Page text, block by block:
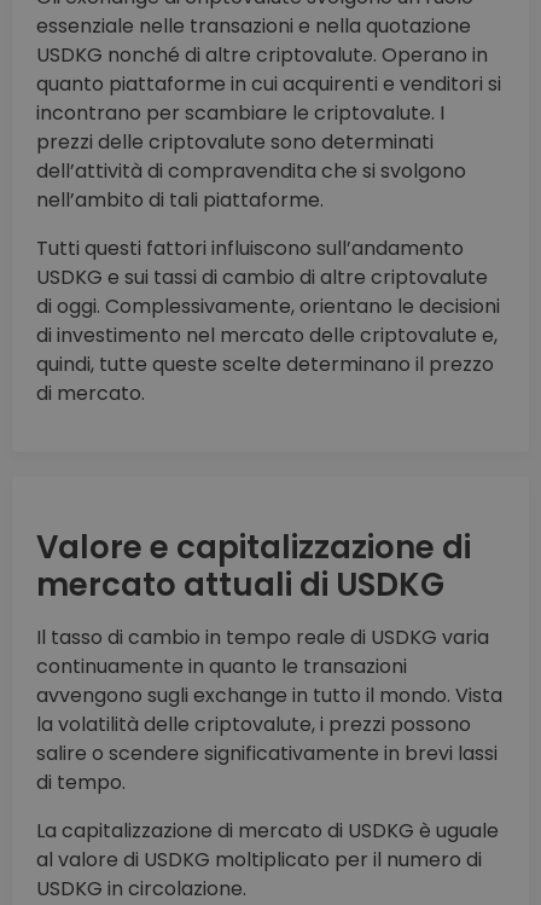
essenziale nelle transazioni e nella quotazione
USDKG nonché di altre criptovalute. Operano in
quanto piattaforme in cui acquirenti e venditori si
incontrano per scambiare le criptovalute. I
prezzi delle criptovalute sono determinati
dell’attività di compravendita che si svolgono
nell’ambito di tali piattaforme.
Tutti questi fattori influiscono sull’andamento
USDKG e sui tassi di cambio di altre criptovalute
di oggi. Complessivamente, orientano le decisioni
di investimento nel mercato delle criptovalute e,
quindi, tutte queste scelte determinano il prezzo
di mercato.
Valore e capitalizzazione di
mercato attuali di USDKG
Il tasso di cambio in tempo reale di USDKG varia
continuamente in quanto le transazioni
avvengono sugli exchange in tutto il mondo. Vista
la volatilità delle criptovalute, i prezzi possono
salire o scendere significativamente in brevi lassi
di tempo.
La capitalizzazione di mercato di USDKG è uguale
al valore di USDKG moltiplicato per il numero di
USDKG in circolazione.